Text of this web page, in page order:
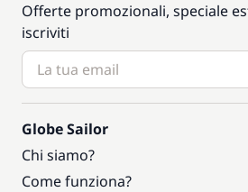
Offerte promozionali, speciale
iscriviti
Globe Sailor
Chi siamo?
Come funziona?